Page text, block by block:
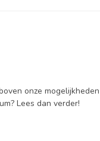
onze
Lees dan verder!